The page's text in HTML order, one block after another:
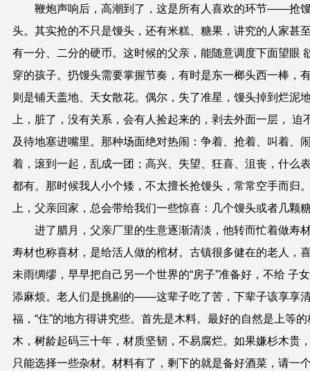
鞭炮声响后，高潮到了，这是所有人喜欢的环节——抢
头。其实抢的不只是馒头，还有米糕、糖果，讲究的人家甚
有一分、二分的硬币。这时候的父亲，能随意调度下面望眼
穿的孩子。扔馒头需要掌握节奏，有时是东一榔头西一棒，
则是铺天盖地、天女散花。偶尔，失了准星，馒头掉到烂泥
上，脏了，没有关系，会有人捡起来的，剥去外面一层， 迫
及待地塞进嘴里。那种场面绝对热闹：争着、抢着、叫着、
着，滚到一起，乱成一团；高兴、失望、狂喜、沮丧，什么
都有。那时候我人小个矮，不太擅长抢馒头，常常空手而归
上，父亲回家，总会带给我们一些惊喜：几个馒头或者几颗
进了腊月，父亲厂里的生意逐渐清淡，他转而忙着做寿
寿材也称喜材，是给活人做的棺材。古镇很多健在的老人，
未雨绸缪，早早把自己另一个世界的“房子”准备好，不给 子
添麻烦。老人们是挑剔的——这辈子吃了苦，下辈子该享享
福，“住”的地方得讲究些。首先是木料。最好的自然是上等的
木，树龄起码三十年，材质坚韧，不易腐烂。如果嫌杉木贵
只能选择一些杂材。材料有了，剩下的就是备好酒菜，请一